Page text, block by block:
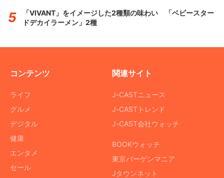
「VIVANT」をイメージした2種類の味わい 「ベビースター
ドデカイラーメン」2種
コンテンツ
ライフ
グルメ
デジタル
健康
エンタメ
セール
関連サイト
J-CASTニュース
J-CASTトレンド
J-CAST会社ウォッチ
BOOKウォッチ
東京バーゲンマニア
Jタウンネット